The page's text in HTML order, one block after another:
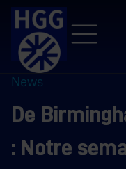
News
De
: Notre